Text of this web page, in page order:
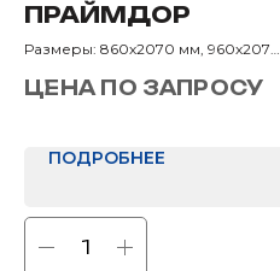
ПРАЙМДОР
Размеры: 860х2070 мм, 960х2070
Назначение: В загородный дом
ЦЕНА ПО ЗАПРОСУ
ПОДРОБНЕЕ